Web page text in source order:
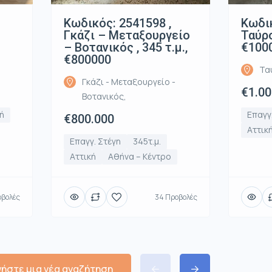
Κωδικός: 2541598 ,
Γκάζι – Μεταξουργείο
– Βοτανικός , 345 τ.μ.,
€800000
Γκάζι - Μεταξουργείο -
Βοτανικός,
€800.000
Επαγγ. Στέγη
345τ.μ.
Αττική
Αθήνα – Κέντρο
34 Προβολές
μια νέα αναζήτηση